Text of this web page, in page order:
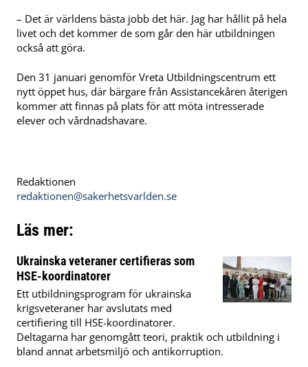
– Det är världens bästa jobb det här. Jag har hållit på hela
livet och det kommer de som går den här utbildningen
också att göra.
Den 31 januari genomför Vreta Utbildningscentrum ett
nytt öppet hus, där bärgare från Assistancekåren återigen
kommer att finnas på plats för att möta intresserade
elever och vårdnadshavare.
Redaktionen
redaktionen@sakerhetsvarlden.se
Läs mer:
Ukrainska veteraner certifieras som
HSE-koordinatorer
Ett utbildningsprogram för ukrainska
krigsveteraner har avslutats med
certifiering till HSE-koordinatorer.
Deltagarna har genomgått teori, praktik och utbildning i
bland annat arbetsmiljö och antikorruption.